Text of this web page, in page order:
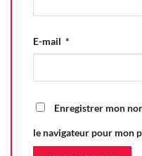
E-mail *
Enregistrer mon
le navigateur pour mon